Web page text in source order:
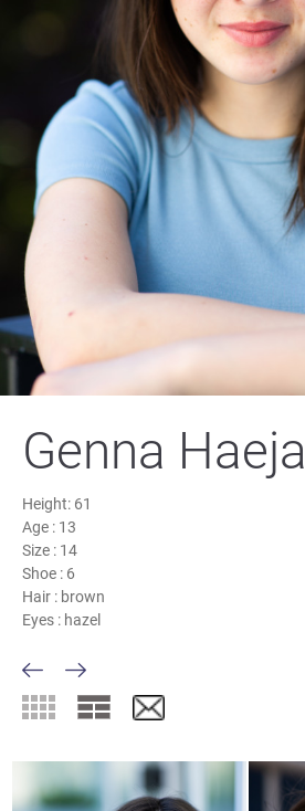
Genna Haeja
Height: 61
Age : 13
Size : 14
Shoe : 6
Hair : brown
Eyes : hazel